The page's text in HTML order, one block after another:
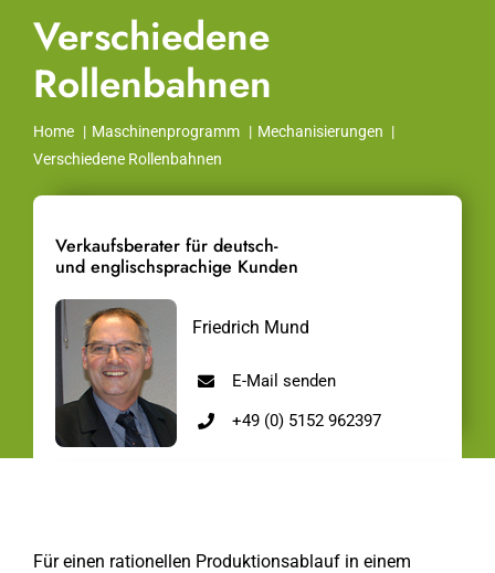
Verschiedene
Rollenbahnen
Home Maschinenprogramm
Mechanisierungen
Verschiedene Rollenbahnen
Verkaufsberater für deutsch-
und englischsprachige Kunden
Friedrich Mund
E-Mail senden
+49 (0) 5152 962397
Für einen rationellen Produktionsablauf in einem